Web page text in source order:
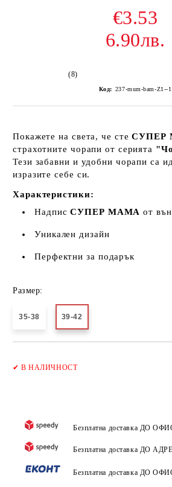
€3.53
6.90лв.
(8)
Код: 237-mum-bam-Z1--1
Покажете на света, че стеСУПЕР
страхотните чорапи от серията
Тези забавни и удобни чорапи са
изразите себе си.
Характеристики:
НадписСУПЕР МАМА от
Уникален дизайн
Перфектни за подарък
Размер:
35-38 39-42
✔В НАЛИЧНОСТ
Безплатна доставка ДО
Безплатна доставка ДО
Безплатна доставка ДО